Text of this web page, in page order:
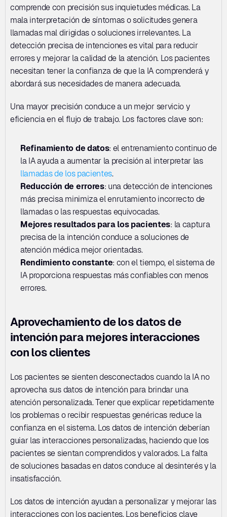
comprende con precisión sus inquietudes médicas. La
mala interpretación de síntomas o solicitudes genera
llamadas mal dirigidas o soluciones irrelevantes. La
detección precisa de intenciones es vital para reducir
errores y mejorar la calidad de la atención. Los pacientes
necesitan tener la confianza de que la IA comprenderá y
abordará sus necesidades de manera adecuada.
Una mayor precisión conduce a un mejor servicio y
eficiencia en el flujo de trabajo. Los factores clave son:
Refinamiento de datos: el entrenamiento continuo de
la IA ayuda a aumentar la precisión al interpretar las
llamadas de los pacientes.
Reducción de errores: una detección de intenciones
más precisa minimiza el enrutamiento incorrecto de
llamadas o las respuestas equivocadas.
Mejores resultados para los pacientes: la captura
precisa de la intención conduce a soluciones de
atención médica mejor orientadas.
Rendimiento constante: con el tiempo, el sistema de
IA proporciona respuestas más confiables con menos
errores.
Aprovechamiento de los datos de
intención para mejores interacciones
con los clientes
Los pacientes se sienten desconectados cuando la IA no
aprovecha sus datos de intención para brindar una
atención personalizada. Tener que explicar repetidamente
los problemas o recibir respuestas genéricas reduce la
confianza en el sistema. Los datos de intención deberían
guiar las interacciones personalizadas, haciendo que los
pacientes se sientan comprendidos y valorados. La falta
de soluciones basadas en datos conduce al desinterés y la
insatisfacción.
Los datos de intención ayudan a personalizar y mejorar las
interacciones con los pacientes. Los beneficios clave